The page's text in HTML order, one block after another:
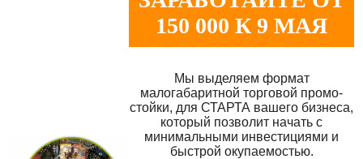
150 000 К 9 МАЯ
Мы выделяем формат
малогабаритной торговой промо-
стойки, для СТАРТА вашего бизнеса,
который позволит начать с
минимальными инвестициями и
быстрой окупаемостью.